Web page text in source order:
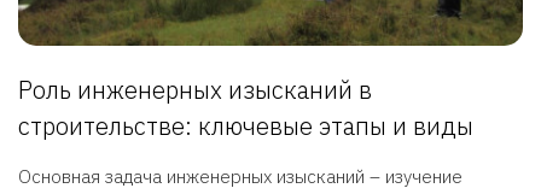
Роль инженерных изысканий в
строительстве: ключевые этапы и виды
Основная задача инженерных изысканий – изучение